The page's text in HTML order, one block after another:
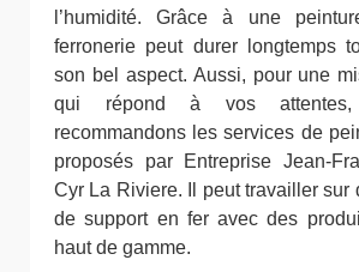
l’humidité. Grâce à une
ferronerie peut durer longtemps
son bel aspect. Aussi, pour une
qui répond à vos
recommandons les services de
proposés par Entreprise Jean-
Cyr La Riviere. Il peut travailler sur
de support en fer avec des
haut de gamme.